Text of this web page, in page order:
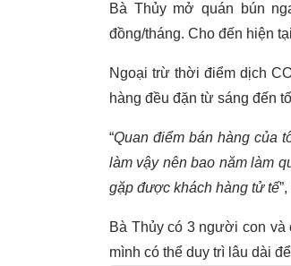
Bà Thủy mở quán bún
đồng/tháng. Cho đến hiện
Ngoại trừ thời điểm dịch
hàng đều đặn từ sáng đến
“Quan điểm bán hàng của
làm vậy nên bao năm làm
gặp được khách hàng tử tế
Bà Thủy có 3 người con và
mình có thể duy trì lâu dài